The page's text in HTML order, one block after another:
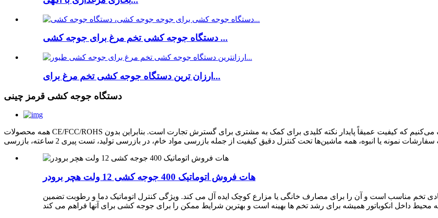
دستگاه جوجه کشی تخم مرغ برای جوجه کشی ...
ارزان ترین دستگاه جوجه کشی تخم مرغ برای...
دستگاه جوجه کشی قرمز چینی
همه محصولات CE/FCC/ROHS را پشت سر گذاشتند و از 1-3 سال گارانتی برخوردار شدند. ما درک می‌کنیم که کیفیت عمیقاً پایدار نکته کلیدی برای کمک به مشتری برای گسترش تجارت است. بنابراین بدون
هات فروش اتوماتیک 400 جوجه کشی 12 ولت هچر برودر
تخم مناسب است و آن را برای مصارف خانگی یا مزارع کوچک ایده آل می کند. ویژگی کنترل اتوماتیک دما و رطوبت تضمین